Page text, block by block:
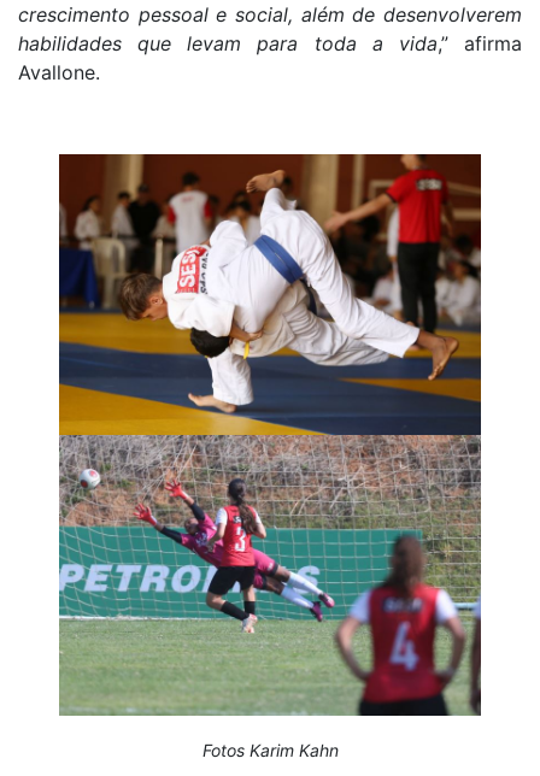
crescimento pessoal e social, além de desenvolverem
habilidades que levam para toda a vida,” afirma
Avallone.
Fotos Karim Kahn